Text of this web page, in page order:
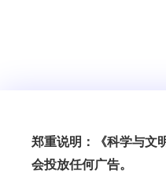
郑重说明：《科学与文
会投放任何广告。